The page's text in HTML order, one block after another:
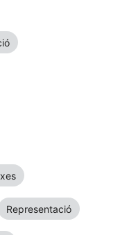
Representació